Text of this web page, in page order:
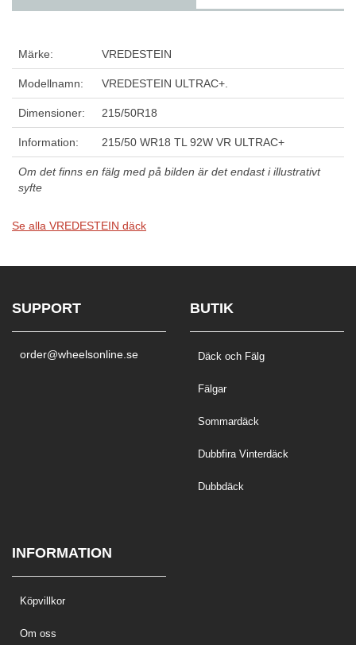
Märke: VREDESTEIN
Modellnamn: VREDESTEIN ULTRAC+.
Dimensioner: 215/50R18
Information: 215/50 WR18 TL 92W VR ULTRAC+
Om det finns en fälg med på bilden är det endast i illustrativt
syfte
Se alla VREDESTEIN däck
SUPPORT
order@wheelsonline.se
BUTIK
Däck och Fälg
Fälgar
Sommardäck
Dubbfira Vinterdäck
Dubbdäck
INFORMATION
Köpvillkor
Om oss